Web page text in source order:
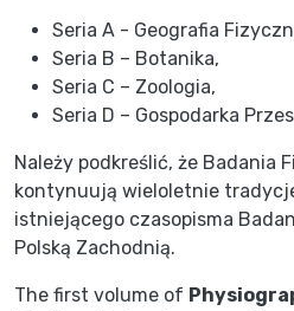
Seria A - Geografia
Seria B – Botanika,
Seria C – Zoologia,
Seria D – Gospodarka
Należy podkreślić, że Badania
kontynuują wieloletnie
istniejącego czasopisma
Polską Zachodnią.
The first volume of